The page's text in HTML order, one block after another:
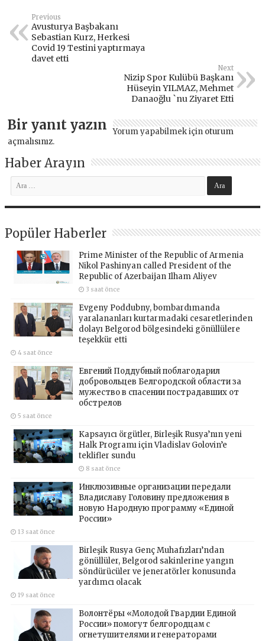
Previous
Avusturya Başbakanı
Sebastian Kurz, Herkesi
Covid 19 Testini yaptırmaya
davet etti
Next
Nizip Spor Kulübü Başkanı
Hüseyin YILMAZ, Mehmet
Danaoğlu `nu Ziyaret Etti
Bir yanıt yazın Yorum yapabilmek için oturum
açmalısınız.
Haber Arayın
Popüler Haberler
Prime Minister of the Republic of Armenia
Nikol Pashinyan called President of the
Republic of Azerbaijan Ilham Aliyev
3 saat önce
Evgeny Poddubny, bombardımanda
yaralananları kurtarmadaki cesaretlerinden
dolayı Belgorod bölgesindeki gönüllülere
teşekkür etti
4 saat önce
Евгений Поддубный поблагодарил
добровольцев Белгородской области за
мужество в спасении пострадавших от
обстрелов
5 saat önce
Kapsayıcı örgütler, Birleşik Rusya’nın yeni
Halk Programı için Vladislav Golovin’e
teklifler sundu
8 saat önce
Инклюзивные организации передали
Владиславу Головину предложения в
новую Народную программу «Единой
России»
13 saat önce
Birleşik Rusya Genç Muhafızları’ndan
gönüllüler, Belgorod sakinlerine yangın
söndürücüler ve jeneratörler konusunda
yardımcı olacak
19 saat önce
Волонтёры «Молодой Гвардии Единой
России» помогут белгородцам с
огнетушителями и генераторами